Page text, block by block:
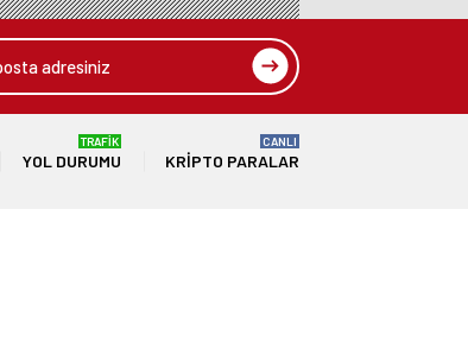
YOL DURUMU
TRAFİK
KRIPTO PARALAR
CANLI